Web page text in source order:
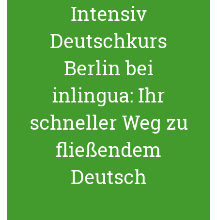
Intensiv
Deutschkurs
Berlin bei
inlingua: Ihr
schneller Weg zu
fließendem
Deutsch